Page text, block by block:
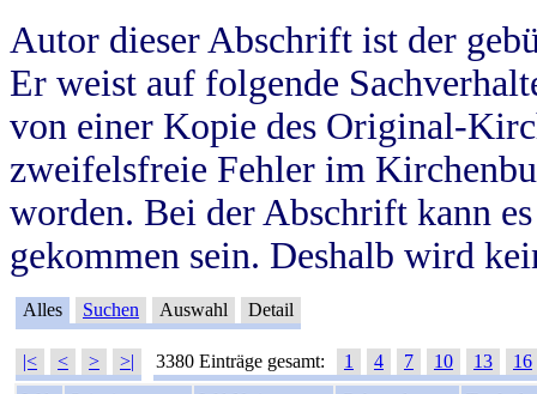
Autor dieser Abschrift ist der
Er weist auf folgende
von einer Kopie des Original-
zweifelsfreie Fehler im
worden. Bei der Abschrift kann
gekommen sein. Deshalb wird
Alles Suchen Auswahl Detail
|< < > >| 3380 Einträge gesamt: 1 4 7 10 13
16